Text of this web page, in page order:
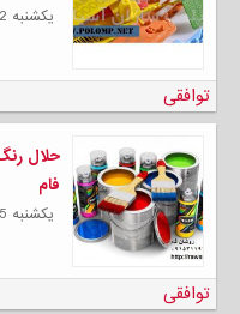
يكشنبه 12 ارديبهشت 1400
توافقی
حلال
فام
يكشنبه 05 ارديبهشت 1400
توافقی